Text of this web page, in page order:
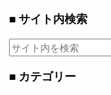
■ サイト内検索
■ カテゴリー